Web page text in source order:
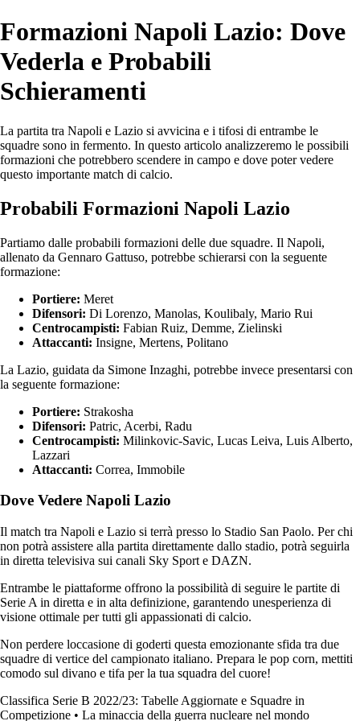
Formazioni Napoli Lazio: Dove
Vederla e Probabili
Schieramenti
La partita tra Napoli e Lazio si avvicina e i tifosi di entrambe le
squadre sono in fermento. In questo articolo analizzeremo le possibili
formazioni che potrebbero scendere in campo e dove poter vedere
questo importante match di calcio.
Probabili Formazioni Napoli Lazio
Partiamo dalle probabili formazioni delle due squadre. Il Napoli,
allenato da Gennaro Gattuso, potrebbe schierarsi con la seguente
formazione:
Portiere: Meret
Difensori: Di Lorenzo, Manolas, Koulibaly, Mario Rui
Centrocampisti: Fabian Ruiz, Demme, Zielinski
Attaccanti: Insigne, Mertens, Politano
La Lazio, guidata da Simone Inzaghi, potrebbe invece presentarsi con
la seguente formazione:
Portiere: Strakosha
Difensori: Patric, Acerbi, Radu
Centrocampisti: Milinkovic-Savic, Lucas Leiva, Luis Alberto,
Lazzari
Attaccanti: Correa, Immobile
Dove Vedere Napoli Lazio
Il match tra Napoli e Lazio si terrà presso lo Stadio San Paolo. Per chi
non potrà assistere alla partita direttamente dallo stadio, potrà seguirla
in diretta televisiva sui canali Sky Sport e DAZN.
Entrambe le piattaforme offrono la possibilità di seguire le partite di
Serie A in diretta e in alta definizione, garantendo unesperienza di
visione ottimale per tutti gli appassionati di calcio.
Non perdere loccasione di goderti questa emozionante sfida tra due
squadre di vertice del campionato italiano. Prepara le pop corn, mettiti
comodo sul divano e tifa per la tua squadra del cuore!
Classifica Serie B 2022/23: Tabelle Aggiornate e Squadre in
Competizione • La minaccia della guerra nucleare nel mondo